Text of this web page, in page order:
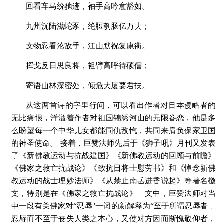
回看车马纷驰迹，袖手高吟意豁如。
九州沉陆滋蛇豕，绝脰刳肠亿万夫；
文物忍看沦敌手，江山默祝复康衢。
挥戈反日思良将，袒臂高呼待硕儒；
寄语山林深密处，倾危大厦要君扶。
从这两首诗的字里行间，可以看出作者对日本侵略者的
无比痛恨，洋溢着作者对祖国锦绣河山的无限眷恋，他是多
么盼望每一个中华儿女都能同仇敌忾，共同来肩负保家卫国
的神圣使命。 接着，巨赞法师先后于《狮子吼》月刊又发表
了《新佛教运动与抗战建国》《新佛教运动的回顾与前瞻》
《佛家之救亡抗战论》《致抗日将士慰劳书》和《悼念新佛
教运动的战士理妙法师》《从禁止南岳进香说起》等著名檄
文，特别是在《佛家之救亡抗战论》一文中，巨赞法师对当
中一段有关佛家对“忍辱”一词的新解释为“至于所谓忍辱者，
忍辱而不至于丧失人类之本心，又使对方因而惭愧敬仰者，